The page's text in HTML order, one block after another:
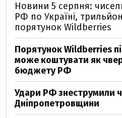
Новини 5 серпня:
РФ по Україні,
порятунок Wildberries
Порятунок Wildberries
може коштувати як
бюджету РФ
Удари РФ знеструмили
Дніпропетровщини